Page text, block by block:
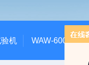
机 WAW-600D60